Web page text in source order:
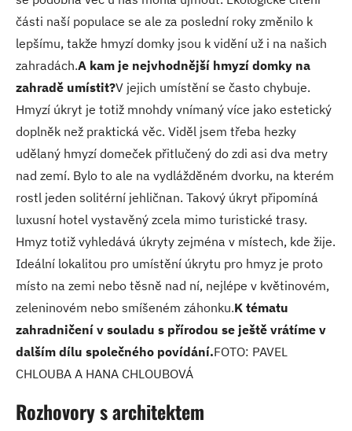
části naší populace se ale za poslední roky změnilo k
lepšímu, takže hmyzí domky jsou k vidění už i na našich
zahradách.A kam je nejvhodnější hmyzí domky na
zahradě umístit?V jejich umístění se často chybuje.
Hmyzí úkryt je totiž mnohdy vnímaný více jako estetický
doplněk než praktická věc. Viděl jsem třeba hezky
udělaný hmyzí domeček přitlučený do zdi asi dva metry
nad zemí. Bylo to ale na vydlážděném dvorku, na kterém
rostl jeden solitérní jehličnan. Takový úkryt připomíná
luxusní hotel vystavěný zcela mimo turistické trasy.
Hmyz totiž vyhledává úkryty zejména v místech, kde žije.
Ideální lokalitou pro umístění úkrytu pro hmyz je proto
místo na zemi nebo těsně nad ní, nejlépe v květinovém,
zeleninovém nebo smíšeném záhonku.K tématu
zahradničení v souladu s přírodou se ještě vrátíme v
dalším dílu společného povídání.FOTO: PAVEL
CHLOUBA A HANA CHLOUBOVÁ
Rozhovory s architektem